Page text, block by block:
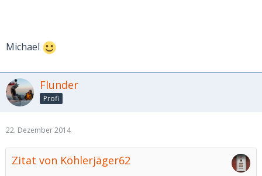
Michael
Flunder
Profi
22. Dezember 2014
Zitat von Köhlerjäger62